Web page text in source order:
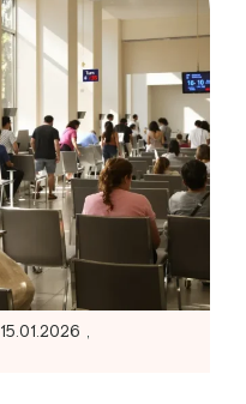
15.01.2026 ,